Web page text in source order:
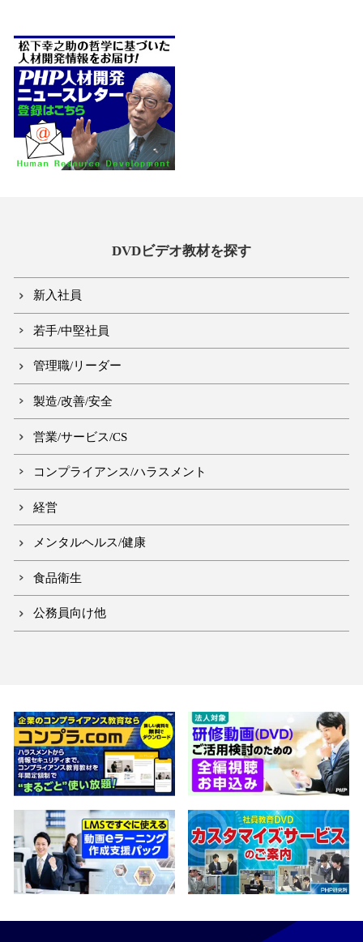
DVDビデオ教材を探す
新入社員
若手/中堅社員
管理職/リーダー
製造/改善/安全
営業/サービス/CS
コンプライアンス/ハラスメント
経営
メンタルヘルス/健康
食品衛生
公務員向け他